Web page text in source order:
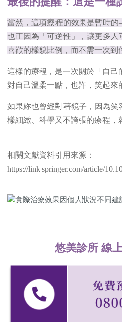
當然，這項療程的效果是暫時
也正因為「可逆性」，讓更多人
喜歡的樣貌比例，而不需一次到
這樣的療程，是一次關於「自己
對自己溫柔一點，也許，笑起來
如果妳也曾經對著鏡子，因為笑
樣細緻、科學又不誇張的療程，
相關文獻資料引用來源：
https://link.springer.com/article/
悠美診所 線